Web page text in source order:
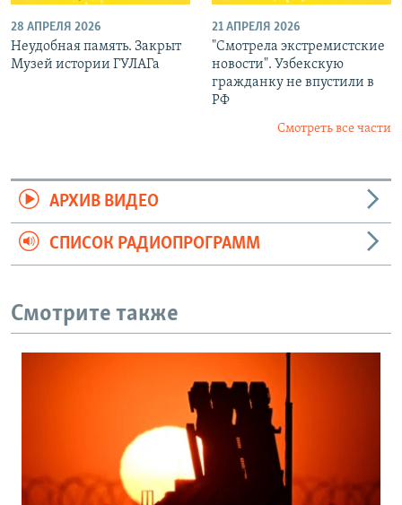
28 АПРЕЛЯ 2026
Неудобная память. Закрыт
Музей истории ГУЛАГа
21 АПРЕЛЯ 2026
"Смотрела экстремистские
новости". Узбекскую
гражданку не впустили в
РФ
Смотреть все части
АРХИВ ВИДЕО
СПИСОК РАДИОПРОГРАММ
Смотрите также